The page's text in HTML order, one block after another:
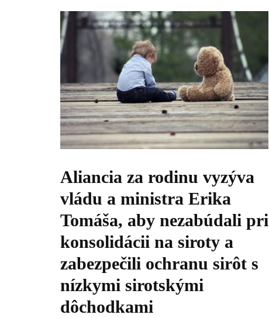
Aliancia za rodinu vyzýva
vládu a ministra Erika
Tomáša, aby nezabúdali pri
konsolidácii na siroty a
zabezpečili ochranu sirôt s
nízkymi sirotskými
dôchodkami